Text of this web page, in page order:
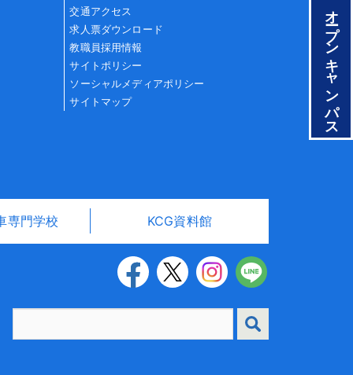
オープンキャンパス
交通アクセス
求人票ダウンロード
教職員採用情報
サイトポリシー
ソーシャルメディアポリシー
サイトマップ
専門学校 KCG資料館